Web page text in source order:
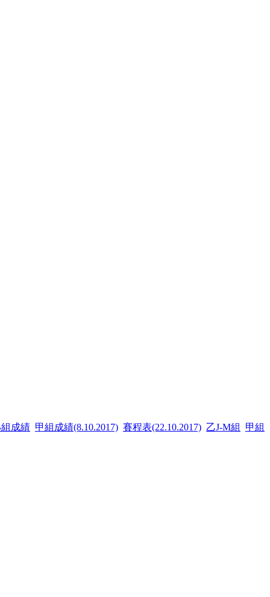
成績 甲組成績(8.10.2017) 賽程表(22.10.2017) 乙J-M組
甲組